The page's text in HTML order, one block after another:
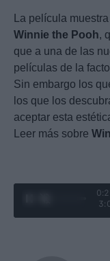
La película
Winnie the Pooh,
que a una de las
películas de la
Sin embargo los
los que los
aceptar esta
Leer más sobre